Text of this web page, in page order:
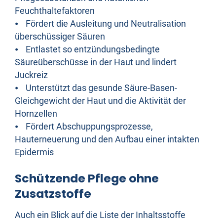
Feuchthaltefaktoren
⦁ Fördert die Ausleitung und Neutralisation
überschüssiger Säuren
⦁ Entlastet so entzündungsbedingte
Säureüberschüsse in der Haut und lindert
Juckreiz
⦁ Unterstützt das gesunde Säure-Basen-
Gleichgewicht der Haut und die Aktivität der
Hornzellen
⦁ Fördert Abschuppungsprozesse,
Hauterneuerung und den Aufbau einer intakten
Epidermis
Schützende Pflege ohne
Zusatzstoffe
Auch ein Blick auf die Liste der Inhaltsstoffe